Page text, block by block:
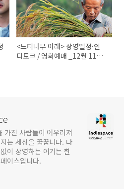
<느티나무 아래> 상영일정·인
디토크 / 영화예매 _12월 11일
가진 사람들이 어우러져
는 세상을 꿈꿉니다. 다
이 상영하는 여기는 한
이스입니다.